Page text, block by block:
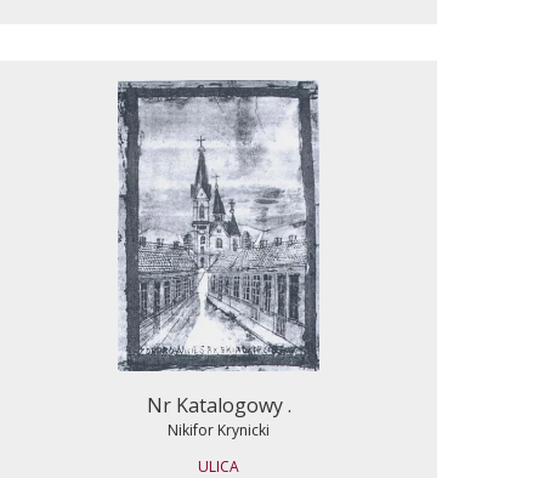
Nr Katalogowy .
Nikifor Krynicki
ULICA